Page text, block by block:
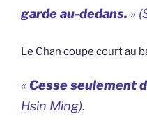
garde au-dedans. » (
Le Chan coupe court au
« Cesse seulement
Hsin Ming).